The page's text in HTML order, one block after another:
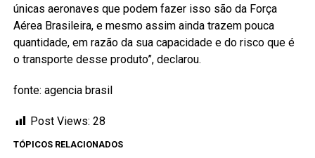
únicas aeronaves que podem fazer isso são da Força
Aérea Brasileira, e mesmo assim ainda trazem pouca
quantidade, em razão da sua capacidade e do risco que é
o transporte desse produto”, declarou.
fonte: agencia brasil
Post Views: 28
TÓPICOS RELACIONADOS